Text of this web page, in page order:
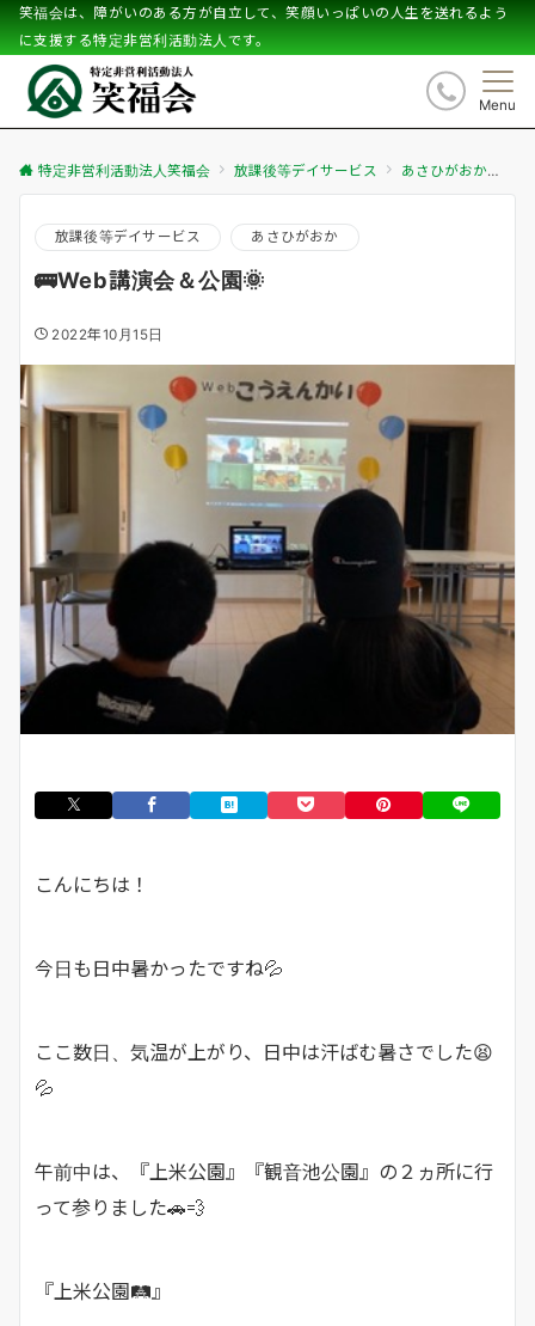
笑福会は、障がいのある方が自立して、笑顔いっぱいの人生を送れるよう
に支援する特定非営利活動法人です。
Menu
特定非営利活動法人笑福会 放課後等デイサービス あさひがおか
放課後等デイサービス あさひがおか
🚌Web講演会＆公園🌞
2022年10月15日
こんにちは！
今日も日中暑かったですね💦
ここ数日、気温が上がり、日中は汗ばむ暑さでした😫
💦
午前中は、『上米公園』『観音池公園』の２ヵ所に行
って参りました🚗💨
『上米公園🛤』